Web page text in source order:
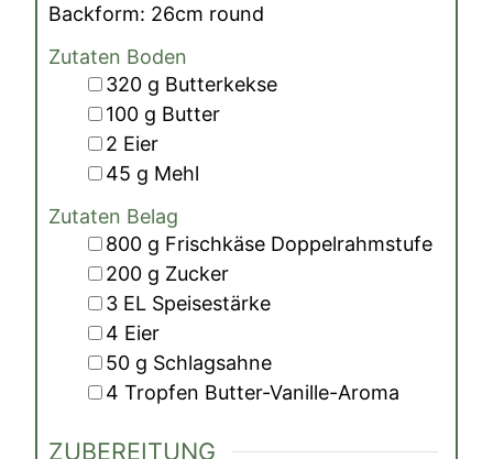
Backform: 26cm round
Zutaten Boden
▢
320 g Butterkekse
▢
100 g Butter
▢
2 Eier
▢
45 g Mehl
Zutaten Belag
▢
800 g Frischkäse Doppelrahmstufe
▢
200 g Zucker
▢
3 EL Speisestärke
▢
4 Eier
▢
50 g Schlagsahne
▢
4 Tropfen Butter-Vanille-Aroma
ZUBEREITUNG